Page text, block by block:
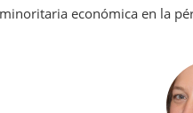
económica en la